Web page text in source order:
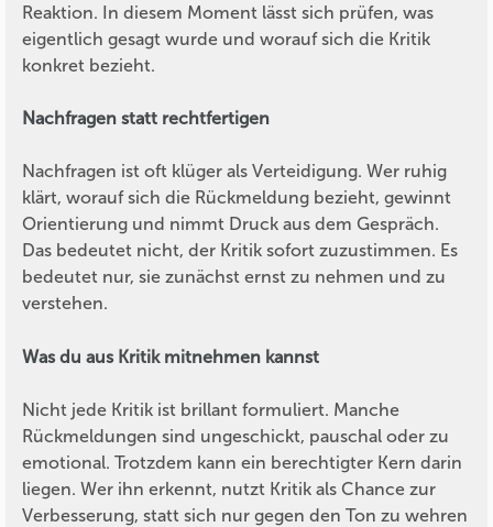
Reaktion. In diesem Moment lässt sich prüfen, was
eigentlich gesagt wurde und worauf sich die Kritik
konkret bezieht.
Nachfragen statt rechtfertigen
Nachfragen ist oft klüger als Verteidigung. Wer ruhig
klärt, worauf sich die Rückmeldung bezieht, gewinnt
Orientierung und nimmt Druck aus dem Gespräch.
Das bedeutet nicht, der Kritik sofort zuzustimmen. Es
bedeutet nur, sie zunächst ernst zu nehmen und zu
verstehen.
Was du aus Kritik mitnehmen kannst
Nicht jede Kritik ist brillant formuliert. Manche
Rückmeldungen sind ungeschickt, pauschal oder zu
emotional. Trotzdem kann ein berechtigter Kern darin
liegen. Wer ihn erkennt, nutzt Kritik als Chance zur
Verbesserung, statt sich nur gegen den Ton zu wehren